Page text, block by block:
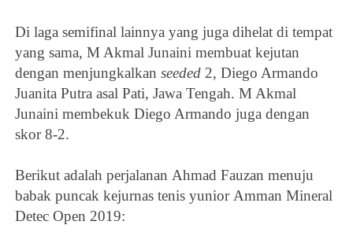
Di laga semifinal lainnya yang juga dihelat di tempat
yang sama,M Akmal Junaini membuat kejutan
dengan menjungkalkanseeded 2,Diego Armando
Juanita Putra asal Pati, Jawa Tengah.M Akmal
Junaini membekukDiego Armando juga dengan
skor 8-2.
Berikut adalah perjalanan Ahmad Fauzan menuju
babak puncak kejurnas tenis yunior Amman Mineral
Detec Open 2019: